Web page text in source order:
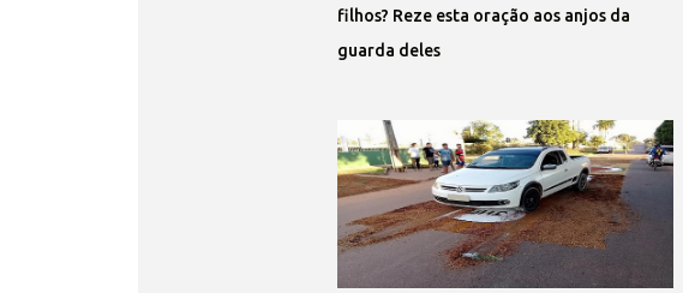
filhos? Reze esta oração aos anjos da
guarda deles